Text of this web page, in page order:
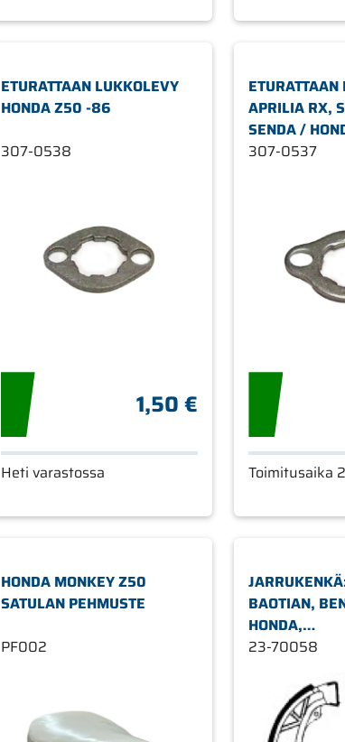
ETURATTAAN LUKKOLEVY
HONDA Z50 -86
307-0538
1,50 €
Heti varastossa
APRILIA RX,
SENDA /
307-0537
Toimitusaika
HONDA MONKEY Z50
SATULAN PEHMUSTE
PF002
BAOTIAN,
HONDA,
23-70058